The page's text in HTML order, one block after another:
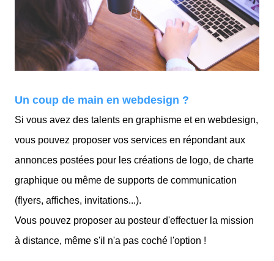
Un coup de main en webdesign ?
Si vous avez des talents en graphisme et en webdesign,
vous pouvez proposer vos services en répondant aux
annonces postées pour les créations de logo, de charte
graphique ou même de supports de communication
(flyers, affiches, invitations...).
Vous pouvez proposer au posteur d'effectuer la mission
à distance, même s'il n'a pas coché l'option !